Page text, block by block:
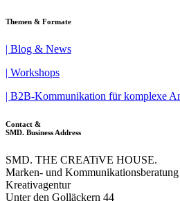
Themen & Formate
| Blog & News
| Workshops
| B2B-Kom­mu­ni­kation für komplexe
Contact &
SMD. Business Address
SMD. THE CREATiVE HOUSE.
Marken- und Kommunikationsberatung
Kreativagentur
Unter den Golläckern 44